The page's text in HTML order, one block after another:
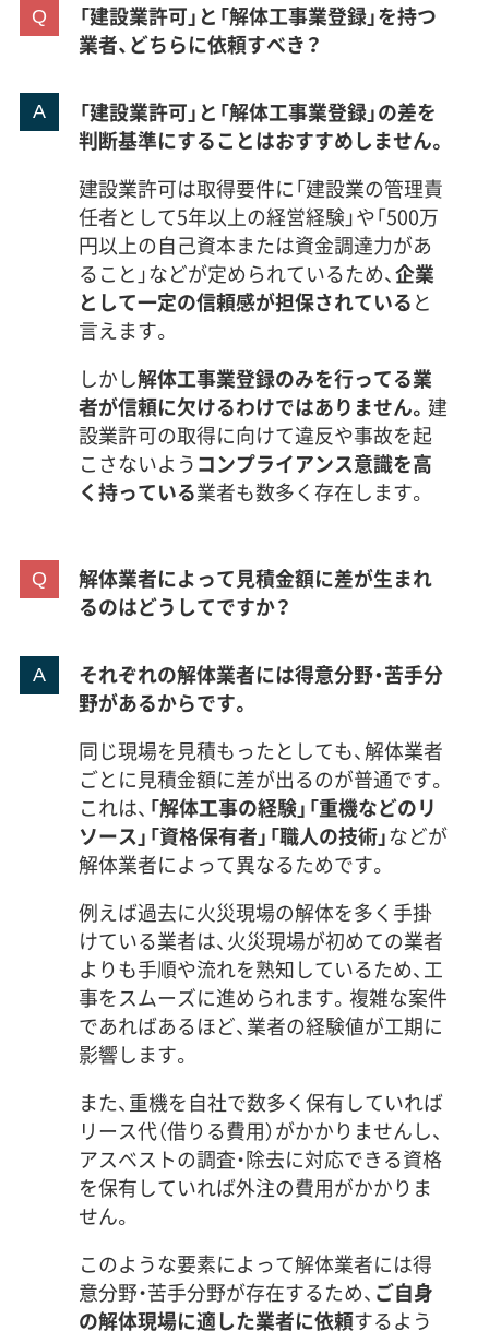
「建設業許可」と「解体工事業登録」を持つ
業者、どちらに依頼すべき？
「建設業許可」と「解体工事業登録」の差を
判断基準にすることはおすすめしません。
建設業許可は取得要件に「建設業の管理責
任者として5年以上の経営経験」や「500万
円以上の自己資本または資金調達力があ
ること」などが定められているため、企業
として一定の信頼感が担保されていると
言えます。
しかし解体工事業登録のみを行ってる業
者が信頼に欠けるわけではありません。 建
設業許可の取得に向けて違反や事故を起
こさないようコンプライアンス意識を高
く持っている業者も数多く存在します。
解体業者によって見積金額に差が生まれ
るのはどうしてですか？
それぞれの解体業者には得意分野・苦手分
野があるからです。
同じ現場を見積もったとしても、解体業者
ごとに見積金額に差が出るのが普通です。
これは、 「解体工事の経験」「重機などのリ
ソース」「資格保有者」「職人の技術」などが
解体業者によって異なるためです。
例えば過去に火災現場の解体を多く手掛
けている業者は、火災現場が初めての業者
よりも手順や流れを熟知しているため、工
事をスムーズに進められます。複雑な案件
であればあるほど、業者の経験値が工期に
影響します。
また、重機を自社で数多く保有していれば
リース代（借りる費用）がかかりませんし、
アスベストの調査・除去に対応できる資格
を保有していれば外注の費用がかかりま
せん。
このような要素によって解体業者には得
意分野・苦手分野が存在するため、 ご自身
の解体現場に適した業者に依頼するよう